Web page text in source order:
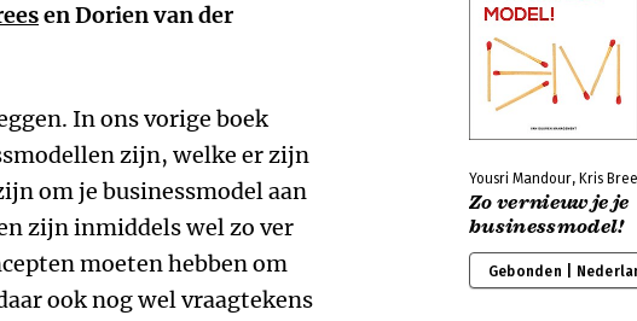
en Dorien van der
In ons vorige boek
zijn, welke er zijn
om je businessmodel aan
zijn inmiddels wel zo ver
moeten hebben om
ook nog wel vraagtekens
Yousri Mandour, Kris
Zo vernieuw je je
businessmodel!
Gebonden |